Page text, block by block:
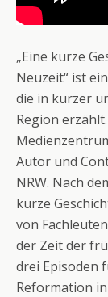
„Eine kurze
Neuzeit“ ist
die in kurzer
Region
Autor und
NRW. Nach
kurze
von
der Zeit der
drei Episoden
Reformation